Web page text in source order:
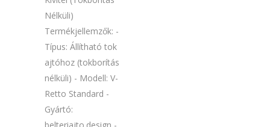
Nélküli)
Termékjellemzők: -
Típus: Állítható tok
ajtóhoz (tokborítás
nélküli) - Modell: V-
Retto Standard -
Gyártó: